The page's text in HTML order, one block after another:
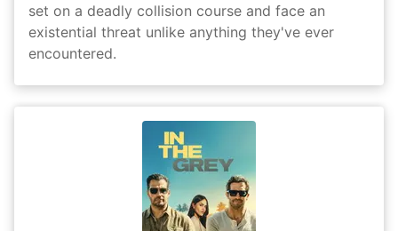
set on a deadly collision course and face an
existential threat unlike anything they've ever
encountered.